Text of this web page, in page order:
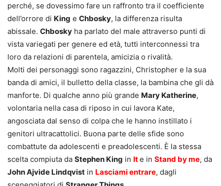
perché, se dovessimo fare un raffronto tra il coefficiente
dell’orrore di King e Chbosky, la differenza risulta
abissale. Chbosky ha parlato del male attraverso punti di
vista variegati per genere ed età, tutti interconnessi tra
loro da relazioni di parentela, amicizia o rivalità.
Molti dei personaggi sono ragazzini, Christopher e la sua
banda di amici, il bulletto della classe, la bambina che gli dà
manforte. Di qualche anno più grande Mary Katherine,
volontaria nella casa di riposo in cui lavora Kate,
angosciata dal senso di colpa che le hanno instillato i
genitori ultracattolici. Buona parte delle sfide sono
combattute da adolescenti e preadolescenti. È la stessa
scelta compiuta da Stephen King in Ite in Stand by me, da
John Ajvide Lindqvist in Lasciami entrare, dagli